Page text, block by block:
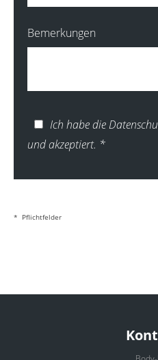
Bemerkungen
Ich habe die
und akzeptiert. *
* Pflichtfelder